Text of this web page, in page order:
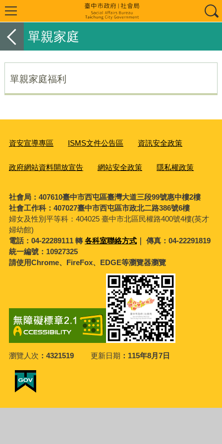
單親家庭
單親家庭福利
資安宣導專區 ISMS文件公告區 資訊安全政策
政府網站資料開放宣告 網站安全政策 隱私權政策
社會局：407610臺中市西屯區臺灣大道三段99號惠中樓2樓
社會工作科：407027臺中市西屯區市政北二路386號6樓
婦女及性別平等科： 404025 臺中市北區民權路400號4樓(英才
婦幼館)
電話：04-22289111 轉各科室聯絡方式｜ 傳真：04-22291819
統一編號：10927325
請使用Chrome、FireFox、EDGE等瀏覽器瀏覽
瀏覽人次 4321519 更新日期 115年8月7日